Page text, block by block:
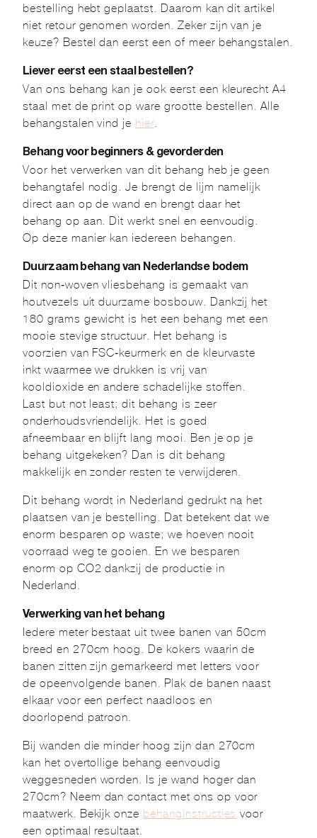
bestelling hebt geplaatst. Daarom kan dit artikel
niet retour genomen worden. Zeker zijn van je
keuze? Bestel dan eerst een of meer behangstalen.
Liever eerst een staal bestellen?
Van ons behang kan je ook eerst een kleurecht A4
staal met de print op ware grootte bestellen. Alle
behangstalen vind je hier
Behang voor beginners & gevorderden
Voor het verwerken van dit behang heb je geen
behangtafel nodig. Je brengt de lijm namelijk
direct aan op de wand en brengt daar het
behang op aan. Dit werkt snel en eenvoudig.
Op deze manier kan iedereen behangen.
Duurzaam behang van Nederlandse bodem
Dit non-woven vliesbehang is gemaakt van
houtvezels uit duurzame bosbouw. Dankzij het
180 grams gewicht is het een behang met een
mooie stevige structuur. Het behang is
voorzien van FSC-keurmerk en de kleurvaste
inkt waarmee we drukken is vrij van
kooldioxide en andere schadelijke stoffen.
Last but not least; dit behang is zeer
onderhoudsvriendelijk. Het is goed
afneembaar en blijft lang mooi. Ben je op je
behang uitgekeken? Dan is dit behang
makkelijk en zonder resten te verwijderen.
Dit behang wordt in Nederland gedrukt na het
plaatsen van je bestelling. Dat betekent dat we
enorm besparen op waste; we hoeven nooit
voorraad weg te gooien. En we besparen
enorm op CO2 dankzij de productie in
Nederland.
Verwerking van het behang
Iedere meter bestaat uit twee banen van 50cm
breed en 270cm hoog. De kokers waarin de
banen zitten zijn gemarkeerd met letters voor
de opeenvolgende banen. Plak de banen naast
elkaar voor een perfect naadloos en
doorlopend patroon.
Bij wanden die minder hoog zijn dan 270cm
kan het overtollige behang eenvoudig
weggesneden worden. Is je wand hoger dan
270cm? Neem dan contact met ons op voor
maatwerk. Bekijk onze behanginstructies voor
een optimaal resultaat.